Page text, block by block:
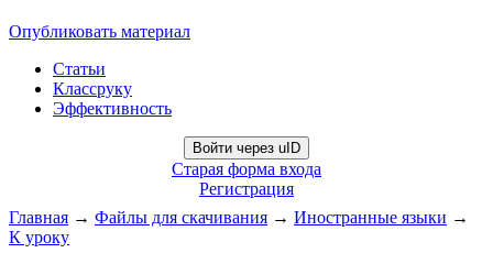
Опубликовать материал
Статьи
Классруку
Эффективность
Войти через uID
Старая форма входа
Регистрация
Главная → Файлы для скачивания → Иностранные языки →
К уроку